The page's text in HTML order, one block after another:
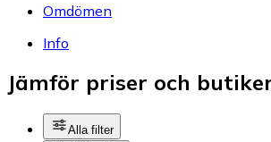
Omdömen
Info
Jämför priser och
Alla filter